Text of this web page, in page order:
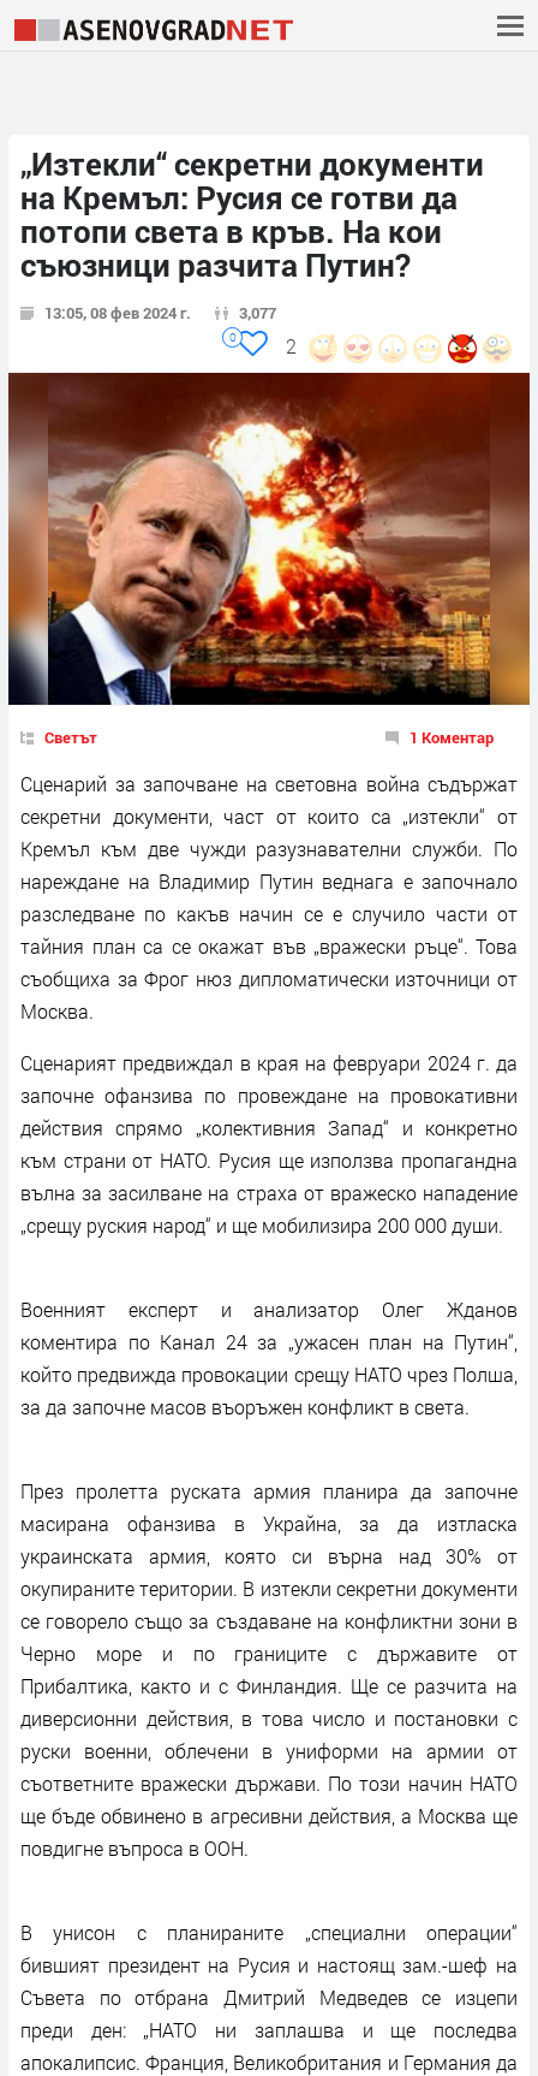
„Изтекли“ секретни документи
на Кремъл: Русия се готви да
потопи света в кръв. На кои
съюзници разчита Путин?
13:05, 08 фев 2024 г. 3,077
2
0
Светът 1 Коментар
Сценарий за започване на световна война съдържат
секретни документи, част от които са „изтекли“ от
Кремъл към две чужди разузнавателни служби. По
нареждане на Владимир Путин веднага е започнало
разследване по какъв начин се е случило части от
тайния план са се окажат във „вражески ръце“. Това
съобщиха за Фрог нюз дипломатически източници от
Москва.
Сценарият предвиждал в края на февруари 2024 г. да
започне офанзива по провеждане на провокативни
действия спрямо „колективния Запад“ и конкретно
към страни от НАТО. Русия ще използва пропагандна
вълна за засилване на страха от вражеско нападение
„срещу руския народ“ и ще мобилизира 200 000 души.
Военният експерт и анализатор Олег Жданов
коментира по Канал 24 за „ужасен план на Путин“,
който предвижда провокации срещу НАТО чрез Полша,
за да започне масов въоръжен конфликт в света.
През пролетта руската армия планира да започне
масирана офанзива в Украйна, за да изтласка
украинската армия, която си върна над 30% от
окупираните територии. В изтекли секретни документи
се говорело също за създаване на конфликтни зони в
Черно море и по границите с държавите от
Прибалтика, както и с Финландия. Ще се разчита на
диверсионни действия, в това число и постановки с
руски военни, облечени в униформи на армии от
съответните вражески държави. По този начин НАТО
ще бъде обвинено в агресивни действия, а Москва ще
повдигне въпроса в ООН.
В унисон с планираните „специални операции“
бившият президент на Русия и настоящ зам.-шеф на
Съвета по отбрана Дмитрий Медведев се изцепи
преди ден: „НАТО ни заплашва и ще последва
апокалипсис. Франция, Великобритания и Германия да